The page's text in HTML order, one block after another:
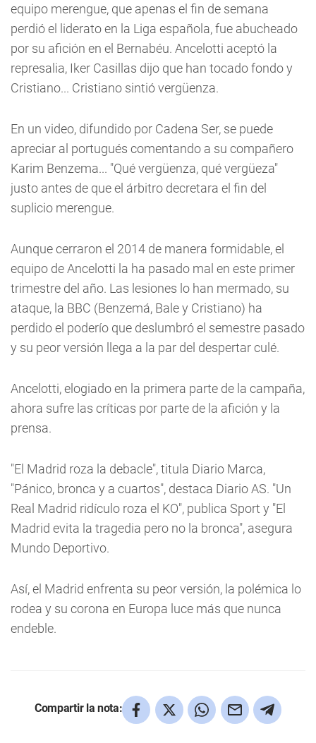
equipo merengue, que apenas el fin de semana
perdió el liderato en la Liga española, fue abucheado
por su afición en el Bernabéu. Ancelotti aceptó la
represalia, Iker Casillas dijo que han tocado fondo y
Cristiano... Cristiano sintió vergüenza.
En un video, difundido por Cadena Ser, se puede
apreciar al portugués comentando a su compañero
Karim Benzema... "Qué vergüenza, qué vergüeza"
justo antes de que el árbitro decretara el fin del
suplicio merengue.
Aunque cerraron el 2014 de manera formidable, el
equipo de Ancelotti la ha pasado mal en este primer
trimestre del año. Las lesiones lo han mermado, su
ataque, la BBC (Benzemá, Bale y Cristiano) ha
perdido el poderío que deslumbró el semestre pasado
y su peor versión llega a la par del despertar culé.
Ancelotti, elogiado en la primera parte de la campaña,
ahora sufre las críticas por parte de la afición y la
prensa.
"El Madrid roza la debacle", titula Diario Marca,
"Pánico, bronca y a cuartos", destaca Diario AS. "Un
Real Madrid ridículo roza el KO", publica Sport y "El
Madrid evita la tragedia pero no la bronca", asegura
Mundo Deportivo.
Así, el Madrid enfrenta su peor versión, la polémica lo
rodea y su corona en Europa luce más que nunca
endeble.
Compartir la nota: